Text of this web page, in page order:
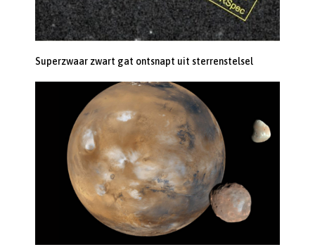
Superzwaar zwart gat ontsnapt uit sterrenstelsel